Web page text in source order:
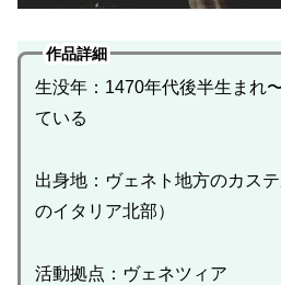
作品詳細
生没年：1470年代後半生まれ
ている
出身地：ヴェネト地方のカス
のイタリア北部）
活動拠点：ヴェネツィア